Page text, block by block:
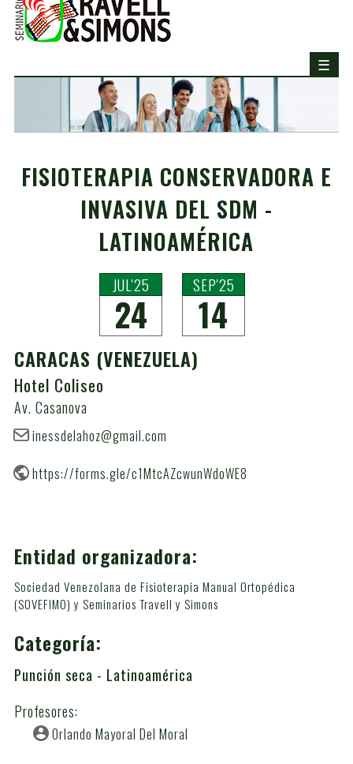
FISIOTERAPIA CONSERVADORA E
INVASIVA DEL SDM -
LATINOAMÉRICA
JUL'25
24
SEP'25
14
CARACAS (VENEZUELA)
Hotel Coliseo
Av. Casanova
inessdelahoz@gmail.com
https://forms.gle/c1MtcAZcwunWdoWE8
Entidad organizadora:
Sociedad Venezolana de Fisioterapia Manual Ortopédica
(SOVEFIMO) y Seminarios Travell y Simons
Categoría:
Punción seca - Latinoamérica
Profesores:
Orlando Mayoral Del Moral